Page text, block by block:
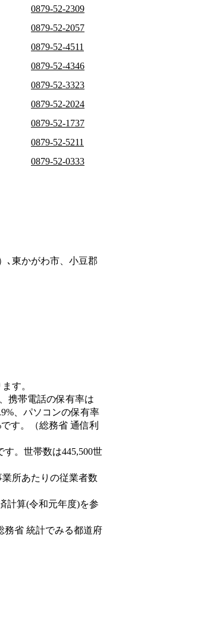
0879-52-2309
0879-52-2057
0879-52-4511
0879-52-4346
0879-52-3323
0879-52-2024
0879-52-1737
0879-52-5211
0879-52-0333
､東かがわ市、小豆郡
す。
携帯電話の保有率は
、パソコンの保有率
す。（総務省 通信利
す。世帯数は445,500世
所あたりの従業者数
計算(令和元年度)を参
務省 統計でみる都道府